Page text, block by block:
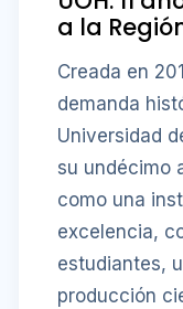
a la
Creada en
demanda
Universidad
su undécimo
como una
excelencia,
estudiantes,
producción